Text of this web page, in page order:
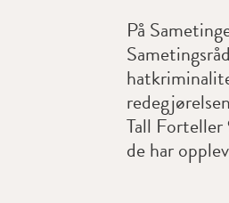
På
Tall
de har